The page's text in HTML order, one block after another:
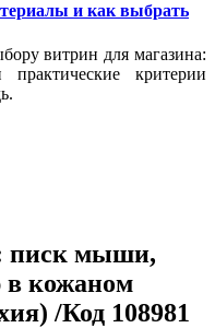
и как выбрать
витрин для магазина:
критерии
писк мыши,
в кожаном
/Код 108981